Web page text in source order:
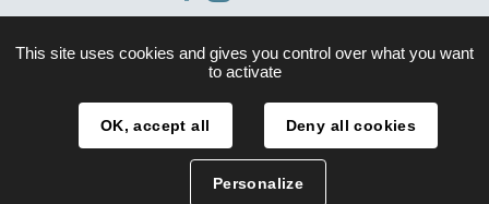
Mentions légales
Accessibilité
Traitement des données
This site uses cookies and gives you control over what you want
to activate
OK, accept all Deny all cookies
Personalize